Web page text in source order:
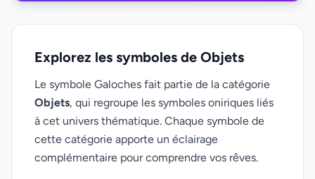
Explorez les symboles de Objets
Le symbole Galoches fait partie de la catégorie
Objets, qui regroupe les symboles oniriques liés
à cet univers thématique. Chaque symbole de
cette catégorie apporte un éclairage
complémentaire pour comprendre vos rêves.